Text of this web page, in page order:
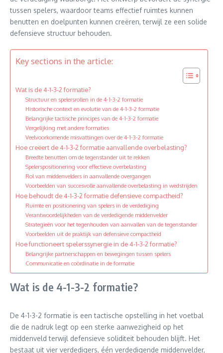
tussen spelers, waardoor teams effectief ruimtes kunnen
benutten en doelpunten kunnen creëren, terwijl ze een solide
defensieve structuur behouden.
Key sections in the article:
Wat is de 4-1-3-2 formatie?
Structuur en spelersrollen in de 4-1-3-2 formatie
Historische context en evolutie van de 4-1-3-2 formatie
Belangrijke tactische principes van de 4-1-3-2 formatie
Vergelijking met andere formaties
Veelvoorkomende misvattingen over de 4-1-3-2 formatie
Hoe creëert de 4-1-3-2 formatie aanvallende overbelasting?
Breedte benutten om de tegenstander uit te rekken
Spelerspositionering voor effectieve overbelasting
Rol van middenvelders in aanvallende overgangen
Voorbeelden van succesvolle aanvallende overbelasting in wedstrijden
Hoe behoudt de 4-1-3-2 formatie defensieve compactheid?
Ruimte en positionering van spelers in de verdediging
Verantwoordelijkheden van de verdedigende middenvelder
Strategieën voor het tegenhouden van aanvallen van de tegenstander
Voorbeelden uit de praktijk van defensieve compactheid
Hoe functioneert spelerssynergie in de 4-1-3-2 formatie?
Belangrijke partnerschappen en bewegingen tussen spelers
Communicatie en coördinatie in de formatie
Wat is de 4-1-3-2 formatie?
De 4-1-3-2 formatie is een tactische opstelling in het voetbal
die de nadruk legt op een sterke aanwezigheid op het
middenveld terwijl defensieve soliditeit behouden blijft. Het
bestaat uit vier verdedigers, één verdedigende middenvelder,